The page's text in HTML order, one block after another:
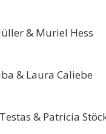
& Muriel Hess
& Laura Caliebe
& Patricia